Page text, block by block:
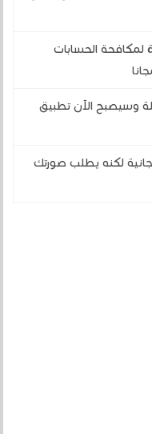
الحسابات
وسيصبح الآن تطبيق
لكنه يطلب صورتك